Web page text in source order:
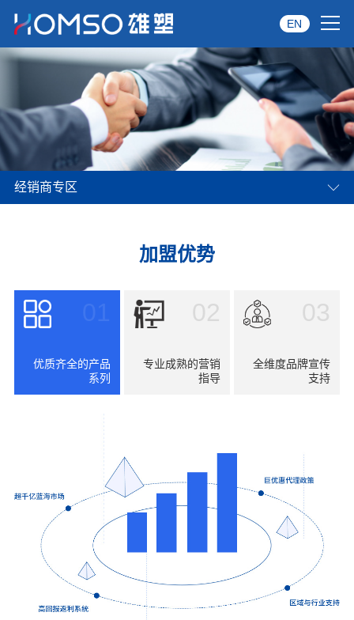
关于雄塑
品牌服务
经销商专区
EN
经销商专区
加盟优势
优质齐全的产品
系列
02
专业成熟的营销
指导
03
全维度品牌宣传
支持